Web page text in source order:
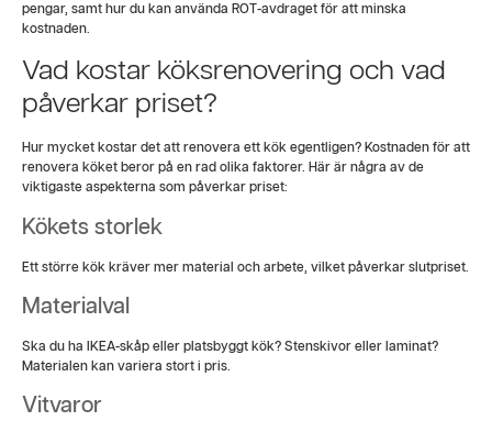
pengar, samt hur du kan använda ROT-avdraget för att minska
kostnaden.
Vad kostar köksrenovering och vad
påverkar priset?
Hur mycket kostar det att renovera ett kök egentligen? Kostnaden för att
renovera köket beror på en rad olika faktorer. Här är några av de
viktigaste aspekterna som påverkar priset:
Kökets storlek
Ett större kök kräver mer material och arbete, vilket påverkar slutpriset.
Materialval
Ska du ha IKEA-skåp eller platsbyggt kök? Stenskivor eller laminat?
Materialen kan variera stort i pris.
Vitvaror